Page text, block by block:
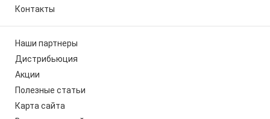
Контакты
Наши партнеры
Дистрибьюция
Акции
Полезные статьи
Карта сайта